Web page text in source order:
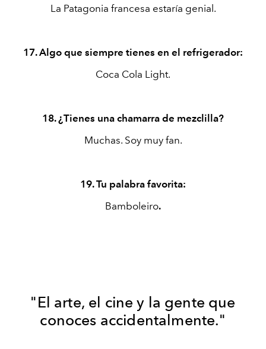
La Patagonia francesa estaría genial.
17. Algo que siempre tienes en el refrigerador:
Coca Cola Light.
18. ¿Tienes una chamarra de mezclilla?
Muchas. Soy muy fan.
19. Tu palabra favorita:
Bamboleiro.
"El arte, el cine y la gente que
conoces accidentalmente."